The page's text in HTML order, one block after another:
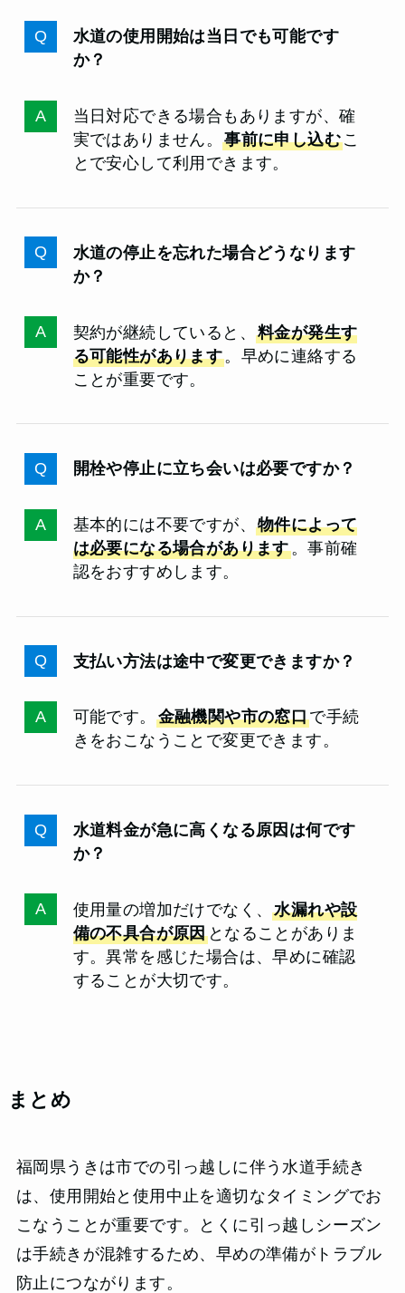
水道の使用開始は当日でも可能です
か？
当日対応できる場合もありますが、確
実ではありません。事前に申し込むこ
とで安心して利用できます。
水道の停止を忘れた場合どうなります
か？
契約が継続していると、料金が発生す
る可能性があります。早めに連絡する
ことが重要です。
開栓や停止に立ち会いは必要ですか？
基本的には不要ですが、物件によって
は必要になる場合があります。事前確
認をおすすめします。
支払い方法は途中で変更できますか？
可能です。 金融機関や市の窓口で手続
きをおこなうことで変更できます。
水道料金が急に高くなる原因は何です
か？
使用量の増加だけでなく、水漏れや設
備の不具合が原因となることがありま
す。異常を感じた場合は、早めに確認
することが大切です。
まとめ
福岡県うきは市での引っ越しに伴う水道手続き
は、使用開始と使用中止を適切なタイミングでお
こなうことが重要です。とくに引っ越しシーズン
は手続きが混雑するため、早めの準備がトラブル
防止につながります。